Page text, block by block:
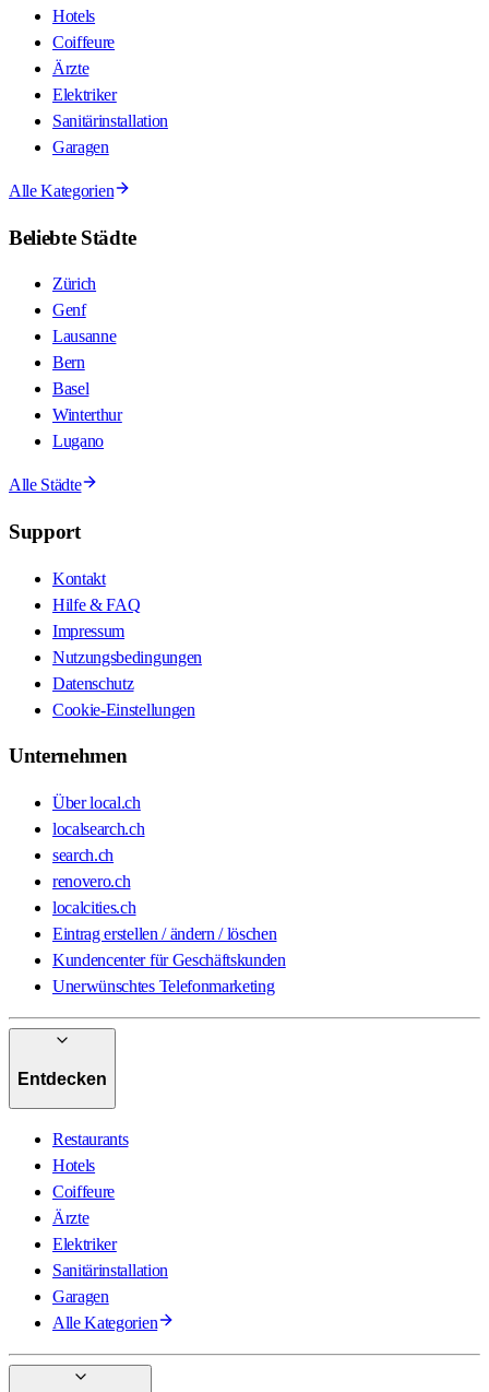
Hotels
Coiffeure
Ärzte
Elektriker
Sanitärinstallation
Garagen
Alle Kategorien
Beliebte Städte
Zürich
Genf
Lausanne
Bern
Basel
Winterthur
Lugano
Alle Städte
Support
Kontakt
Hilfe & FAQ
Impressum
Nutzungsbedingungen
Datenschutz
Cookie-Einstellungen
Unternehmen
Über local.ch
localsearch.ch
search.ch
renovero.ch
localcities.ch
Eintrag erstellen / ändern / löschen
Kundencenter für Geschäftskunden
Unerwünschtes Telefonmarketing
Entdecken
Restaurants
Hotels
Coiffeure
Ärzte
Elektriker
Sanitärinstallation
Garagen
Alle Kategorien